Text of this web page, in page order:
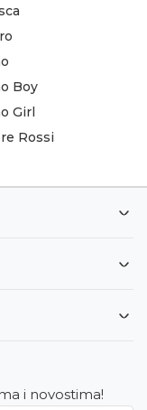
Boy
Girl
Rossi
i novostima!